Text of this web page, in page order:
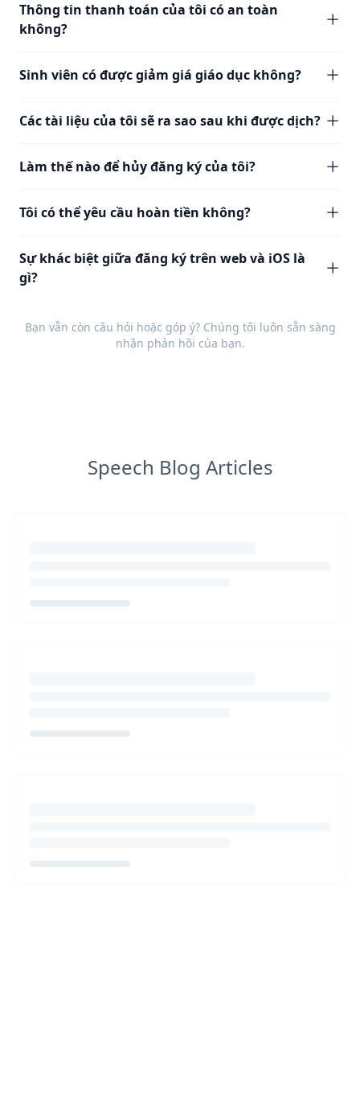
Thông tin thanh toán của tôi có an toàn
không?
Sinh viên có được giảm giá giáo dục không?
Các tài liệu của tôi sẽ ra sao sau khi được dịch?
Làm thế nào để hủy đăng ký của tôi?
Tôi có thể yêu cầu hoàn tiền không?
Sự khác biệt giữa đăng ký trên web và iOS là
gì?
Bạn vẫn còn câu hỏi hoặc góp ý? Chúng tôi luôn sẵn sàng
nhận phản hồi của bạn.
Speech Blog Articles